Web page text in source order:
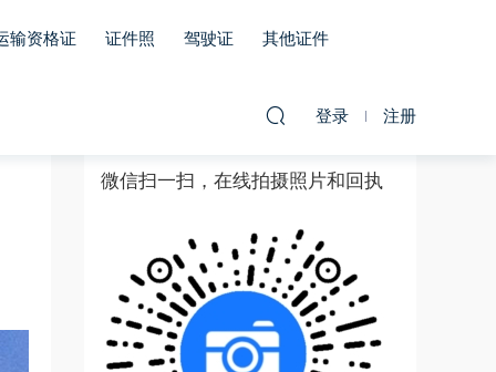
输资格证 证件照 驾驶证 其他证件
登录 注册
微信扫一扫，在线拍摄照片和回执